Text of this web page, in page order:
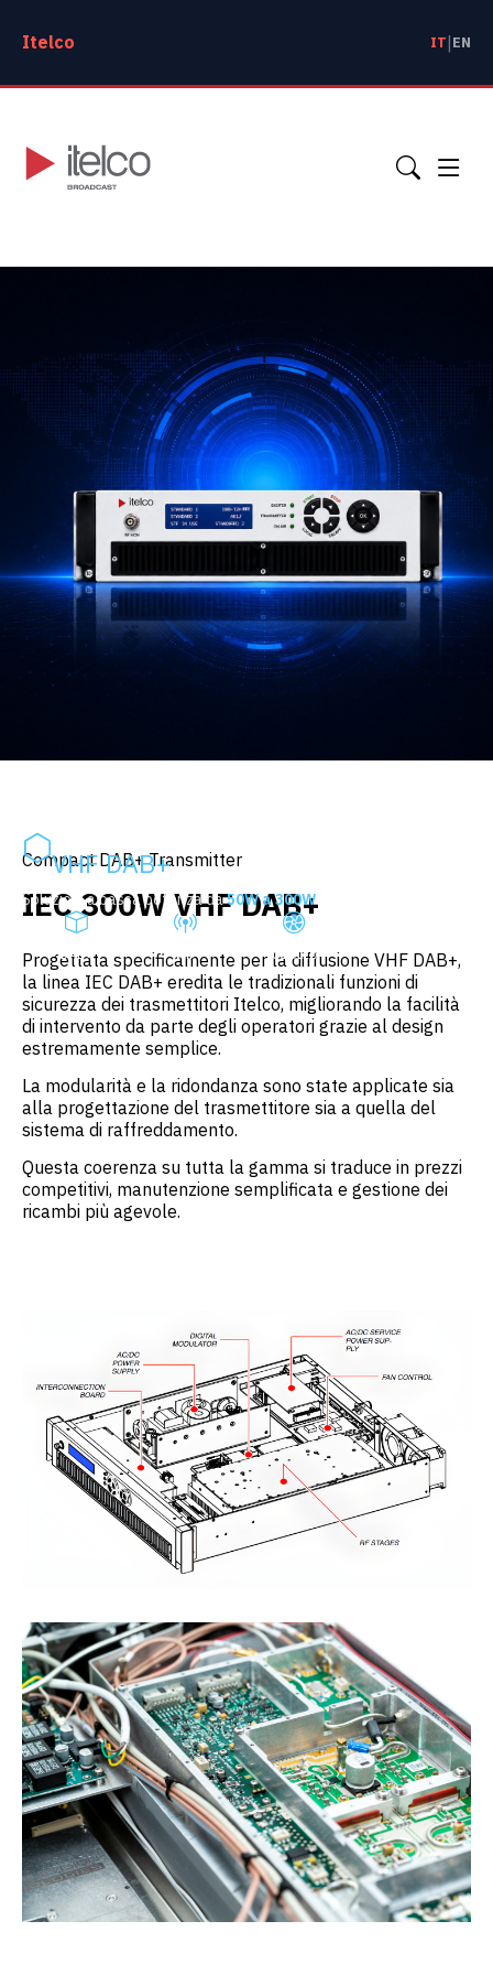
Itelco IT|EN
VHF DAB+
Soluzioni a bassa potenza da50W a 300WVHF.
DAB+
VHF
COOLED
Compact DAB+ Transmitter
IEC 300W VHF DAB+
Progettata specificamente per la diffusione VHF DAB+,
la linea IEC DAB+ eredita le tradizionali funzioni di
sicurezza dei trasmettitori Itelco, migliorando la facilità
di intervento da parte degli operatori grazie al design
estremamente semplice.
La modularità e la ridondanza sono state applicate sia
alla progettazione del trasmettitore sia a quella del
sistema di raffreddamento.
Questa coerenza su tutta la gamma si traduce in prezzi
competitivi, manutenzione semplificata e gestione dei
ricambi più agevole.